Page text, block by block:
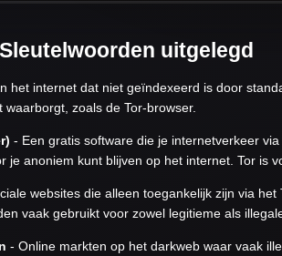
uitgelegd
het internet dat niet geïndexeerd is door
zoals de Tor-browser.
- Een gratis software die je internetverkeer
je anoniem kunt blijven op het internet. Tor is
websites die alleen toegankelijk zijn via
vaak gebruikt voor zowel legitieme als
- Online markten op het darkweb waar vaak